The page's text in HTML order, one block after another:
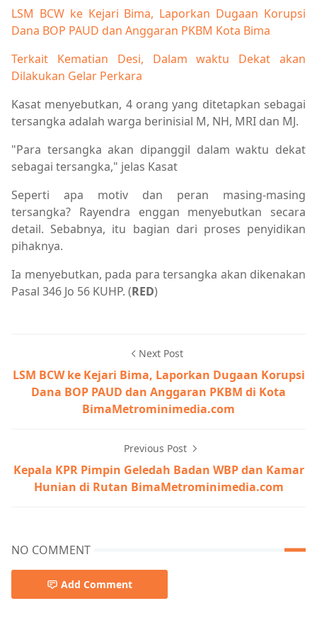
LSM BCW ke Kejari Bima, Laporkan Dugaan Korupsi
Dana BOP PAUD dan Anggaran PKBM Kota Bima
Terkait Kematian Desi, Dalam waktu Dekat akan
Dilakukan Gelar Perkara
Kasat menyebutkan, 4 orang yang ditetapkan sebagai
tersangka adalah warga berinisial M, NH, MRI dan MJ.
"Para tersangka akan dipanggil dalam waktu dekat
sebagai tersangka," jelas Kasat
Seperti apa motiv dan peran masing-masing
tersangka? Rayendra enggan menyebutkan secara
detail. Sebabnya, itu bagian dari proses penyidikan
pihaknya.
Ia menyebutkan, pada para tersangka akan dikenakan
Pasal 346 Jo 56 KUHP. (RED)
Next Post
LSM BCW ke Kejari Bima, Laporkan Dugaan Korupsi
Dana BOP PAUD dan Anggaran PKBM di Kota
BimaMetrominimedia.com
Previous Post
Kepala KPR Pimpin Geledah Badan WBP dan Kamar
Hunian di Rutan BimaMetrominimedia.com
NO COMMENT
Add Comment